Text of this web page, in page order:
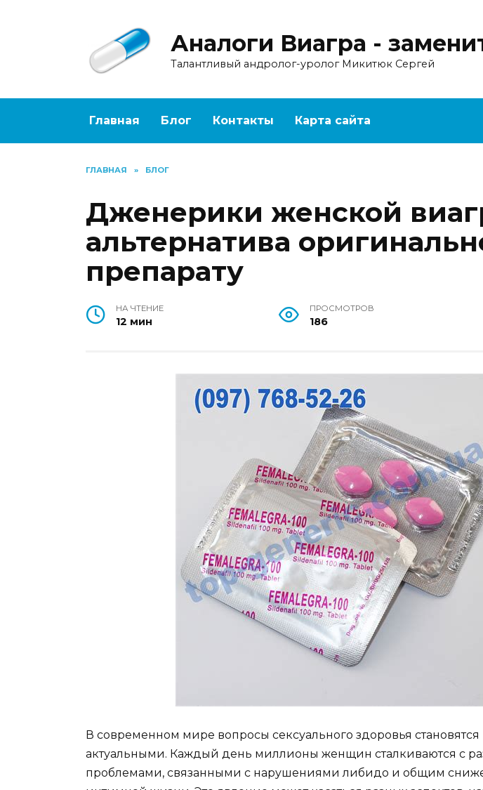
Аналоги Виагра -
Талантливый андролог-уролог Микитюк Сергей
Главная Блог Контакты Карта сайта
ГЛАВНАЯ » БЛОГ
Дженерики женской
альтернатива
препарату
НА ЧТЕНИЕ
12 мин
ПРОСМОТРОВ
186
В современном мире вопросы сексуального здоровья становятся
актуальными. Каждый день миллионы женщин сталкиваются с
проблемами, связанными с нарушениями либидо и общим